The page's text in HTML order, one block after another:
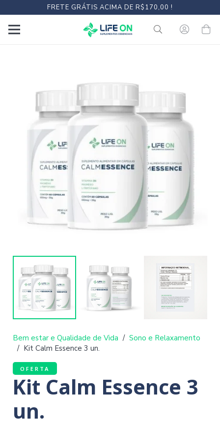
FRETE GRÁTIS ACIMA DE R$170,00 !
Bem estar e Qualidade de Vida / Sono e Relaxamento
/ Kit Calm Essence 3 un.
OFERTA
Kit Calm Essence 3
un.